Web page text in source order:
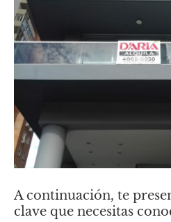
A continuación, te
clave que necesitas